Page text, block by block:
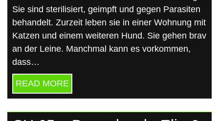
Sie sind sterilisiert, geimpft und gegen Parasiten
behandelt. Zurzeit leben sie in einer Wohnung mit
Katzen und einem weiteren Hund. Sie gehen brav
an der Leine. Manchmal kann es vorkommen,
dass…
READ MORE